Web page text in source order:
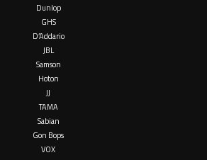
Dunlop
GHS
D’Addario
JBL
Samson
Hoton
JJ
TAMA
Sabian
Gon Bops
VOX